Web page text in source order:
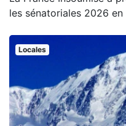
les sénatoriales 2026
Locales